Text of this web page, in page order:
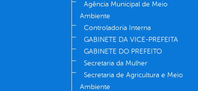
Agência Municipal de Meio
Ambiente
Controladoria Interna
GABINETE DA VICE-PREFEITA
GABINETE DO PREFEITO
Secretaria da Mulher
Secretaria de Agricultura e Meio
Ambiente